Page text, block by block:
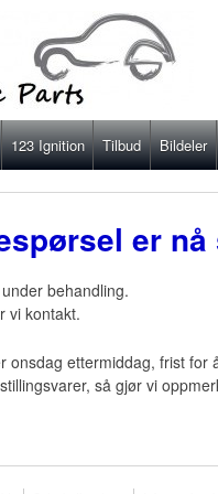
123 Ignition Tilbud Bildeler
er nå
behandling.
vi kontakt.
onsdag ettermiddag, frist
så gjør vi